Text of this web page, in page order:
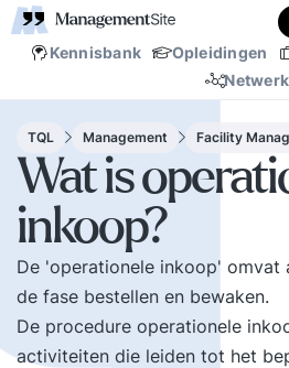
Kennisbank Opleidingen
Netwerk
TQL Management Facility
Wat is
inkoop?
De 'operationele inkoop' omvat
de fase bestellen en bewaken.
De procedure operationele
activiteiten die leiden tot het